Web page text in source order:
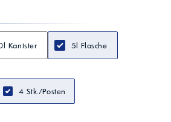
Kanister 5l Flasche
4 Stk./Posten